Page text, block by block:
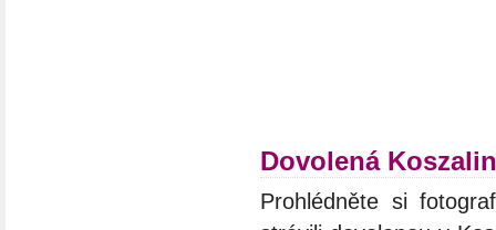
Dovolená Koszalin
Prohlédněte si